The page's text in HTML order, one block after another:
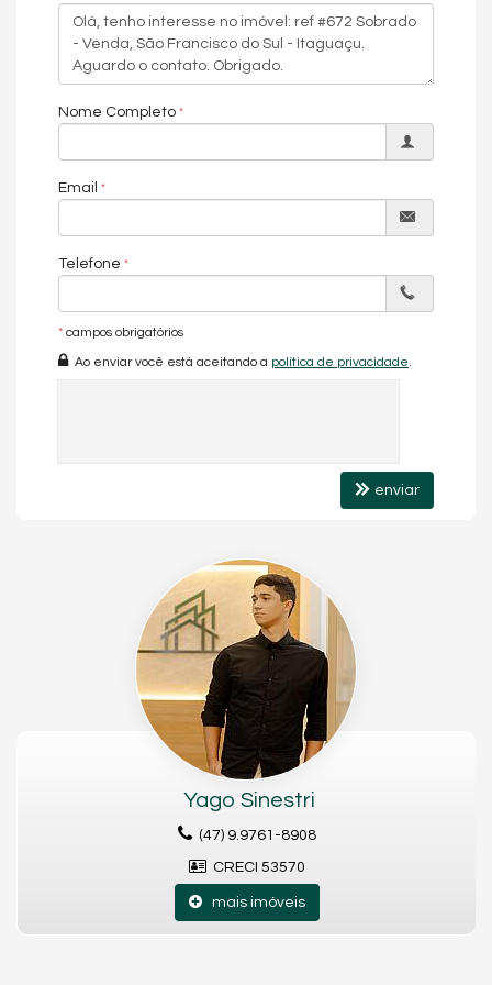
Implantado em um amplo terreno de 632,50 m²
, este belíssimo
imóvel possui aproximadamente
350,00 m² de área construída
unindo sofisticação, conforto e uma localização
verdadeiramente privilegiada.
O projeto oferece4 dormitórios
climatizados, proporcionando conforto e privacidade para toda
a família. São3 banheiros bem distribuídos, atendendo com
funcionalidade os diferentes ambientes da residência.
A área social é um dos grandes destaques do imóvel. A
completa e funcionalintegra-se harmoniosamente àsala de
estar e TV , criando um ambiente acolhedor, ideal tanto para o
dia a dia quanto para receber amigos e familiares.
A residência conta ainda com umasacada com vista
panorâmica para o mar
relaxamento, além de um
amplo espaço de lazer
, que valoriza
valorização e situado em uma das regiões mais desejadas da
imóvel uma oportunidade única.
Características do Imóvel
Acabamento em Gesso
Espaço Gourmet
Nome Completo
Email
Telefone
* campos obrigatórios
Ao enviar você está aceitando a política de privacidade
enviar
Yago Sinestri
(47) 9.9761-8908
CRECI 53570
mais imóveis